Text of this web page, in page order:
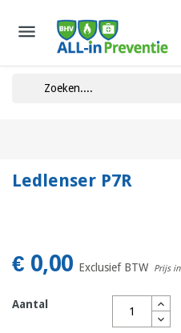

Ledlenser P7R
€ 0,00 Exclusief BTW Prijs
Aantal